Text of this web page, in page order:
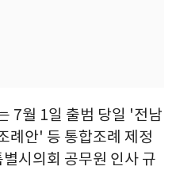
7월 1일 출범 당일 '전남
례안' 등 통합조례 제정
시의회 공무원 인사 규